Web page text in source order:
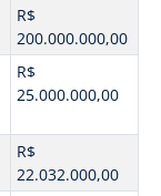
R$
200.000.000,00
R$
25.000.000,00
R$
22.032.000,00